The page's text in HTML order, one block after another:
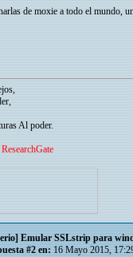
de moxie a todo el mundo,
Al poder.
Emular SSLstrip para
#2 en:16 Mayo 2015,